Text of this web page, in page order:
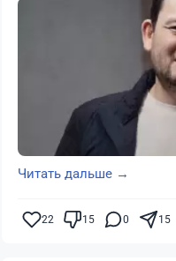
Читать дальше →
22 15 0 15